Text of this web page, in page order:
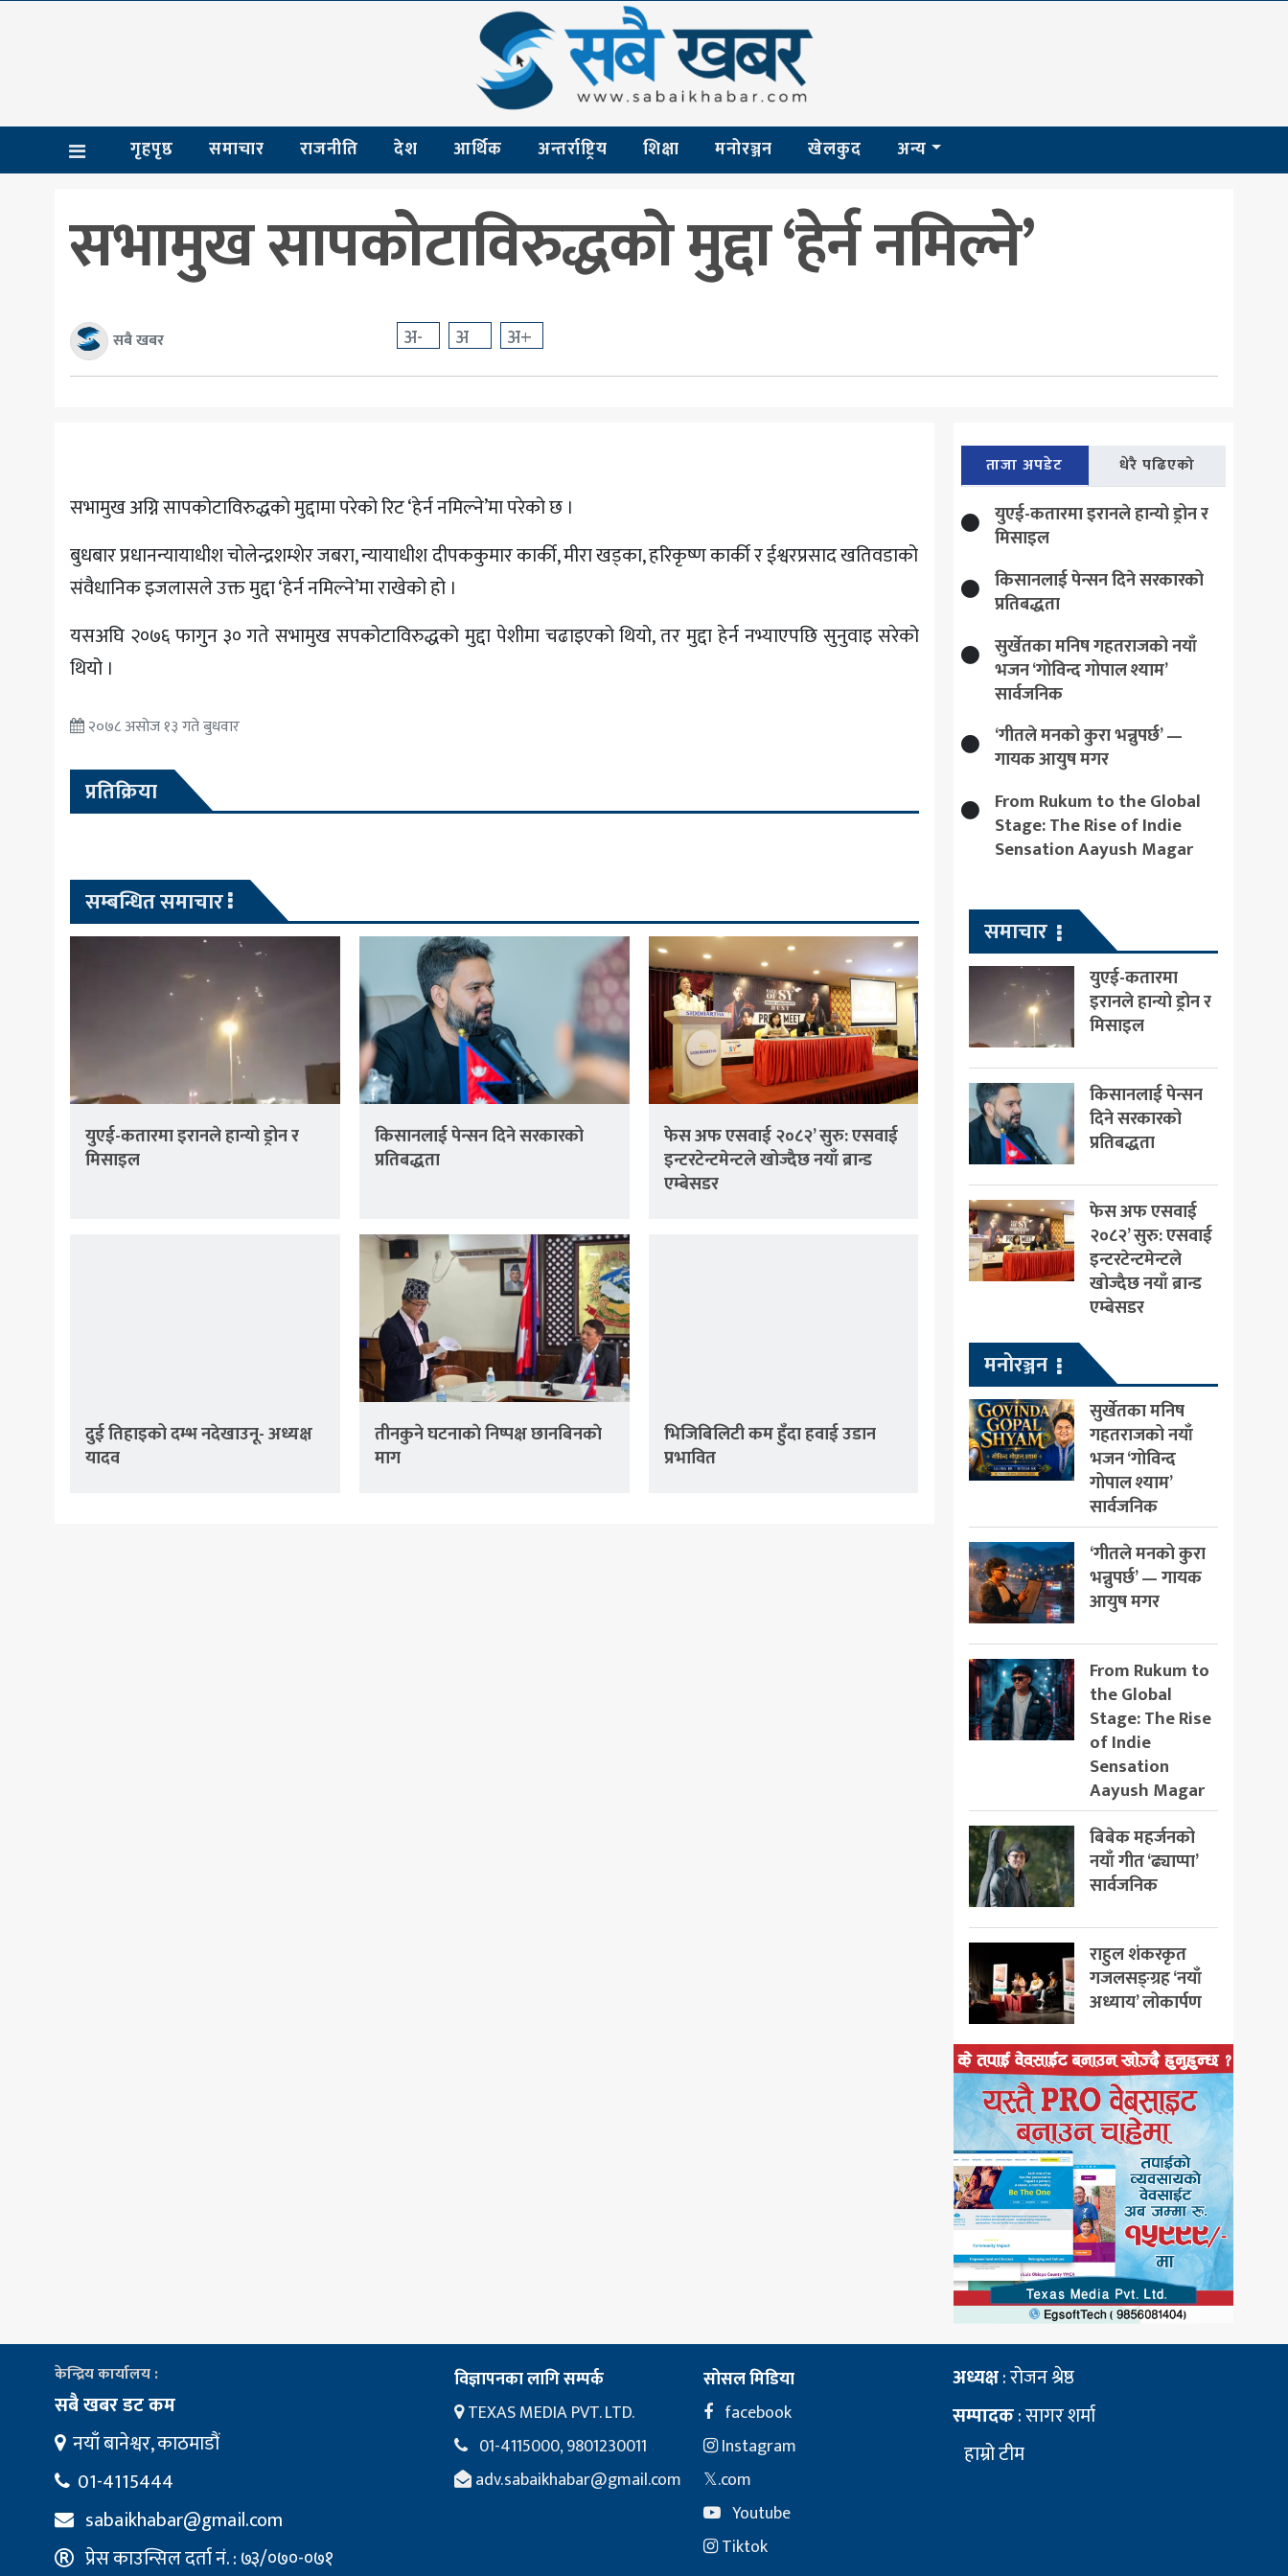
राजनीति
मनोरञ्जन
गृहपृष्ठ समाचार राजनीति देश आर्थिक अन्तर्राष्ट्रिय शिक्षा मनोरञ्जन खेलकुद अन्य
सभामुख सापकोटाविरुद्धकाे मुद्दा ‘हेर्न नमिल्ने’
सबै खबर अ- अ अ+
सभामुख अग्नि सापकोटाविरुद्धकाे मुद्दामा परेको रिट ‘हेर्न नमिल्ने’मा परेको छ ।
बुधबार प्रधानन्यायाधीश चोलेन्द्रशम्शेर जबरा, न्यायाधीश दीपककुमार कार्की, मीरा खड्का, हरिकृष्ण कार्की र ईश्वरप्रसाद खतिवडाको
संवैधानिक इजलासले उक्त मुद्दा ‘हेर्न नमिल्ने’मा राखेको हो ।
यसअघि २०७६ फागुन ३० गते सभामुख सपकोटाविरुद्धको मुद्दा पेशीमा चढाइएको थियो, तर मुद्दा हेर्न नभ्याएपछि सुनुवाइ सरेको
थियो ।
२०७८ असोज १३ गते बुधवार
प्रतिक्रिया
सम्बन्धित समाचार
युएई-कतारमा इरानले हान्यो ड्रोन र
मिसाइल
किसानलाई पेन्सन दिने सरकारको
प्रतिबद्धता
फेस अफ एसवाई २०८२’ सुरु: एसवाई
इन्टरटेन्टमेन्टले खोज्दैछ नयाँ ब्रान्ड
एम्बेसडर
दुई तिहाइको दम्भ नदेखाउनू- अध्यक्ष
यादव
तीनकुने घटनाकाे निष्पक्ष छानबिनकाे
माग
भिजिबिलिटी कम हुँदा हवाई उडान
प्रभावित
ताजा अपडेट धेरै पढिएको
युएई-कतारमा इरानले हान्यो ड्रोन र
मिसाइल
किसानलाई पेन्सन दिने सरकारको
प्रतिबद्धता
सुर्खेतका मनिष गहतराजको नयाँ
भजन ‘गोविन्द गोपाल श्याम’
सार्वजनिक
‘गीतले मनको कुरा भन्नुपर्छ’ —
गायक आयुष मगर
From Rukum to the Global
Stage: The Rise of Indie
Sensation Aayush Magar
समाचार
युएई-कतारमा
इरानले हान्यो ड्रोन र
मिसाइल
किसानलाई पेन्सन
दिने सरकारको
प्रतिबद्धता
फेस अफ एसवाई
२०८२’ सुरु: एसवाई
इन्टरटेन्टमेन्टले
खोज्दैछ नयाँ ब्रान्ड
एम्बेसडर
मनोरञ्जन
सुर्खेतका मनिष
गहतराजको नयाँ
भजन ‘गोविन्द
गोपाल श्याम’
सार्वजनिक
‘गीतले मनको कुरा
भन्नुपर्छ’ — गायक
आयुष मगर
From Rukum to
the Global
Stage: The Rise
of Indie
Sensation
Aayush Magar
बिबेक महर्जनको
नयाँ गीत ‘ढ्याप्पा’
सार्वजनिक
राहुल शंकरकृत
गजलसङ्ग्रह ‘नयाँ
अध्याय’ लोकार्पण
केन्द्रिय कार्यालय :
सबै खबर डट कम
नयाँ बानेश्वर, काठमाडौं
01-4115444
sabaikhabar@gmail.com
प्रेस काउन्सिल दर्ता नं. : ७३/०७०-०७१
विज्ञापनका लागि सम्पर्क
TEXAS MEDIA PVT. LTD.
01-4115000, 9801230011
adv.sabaikhabar@gmail.com
सोसल मिडिया
facebook
Instagram
𝕏.com
Youtube
Tiktok
अध्यक्ष: रोजन श्रेष्ठ
सम्पादक: सागर शर्मा
हाम्रो टीम